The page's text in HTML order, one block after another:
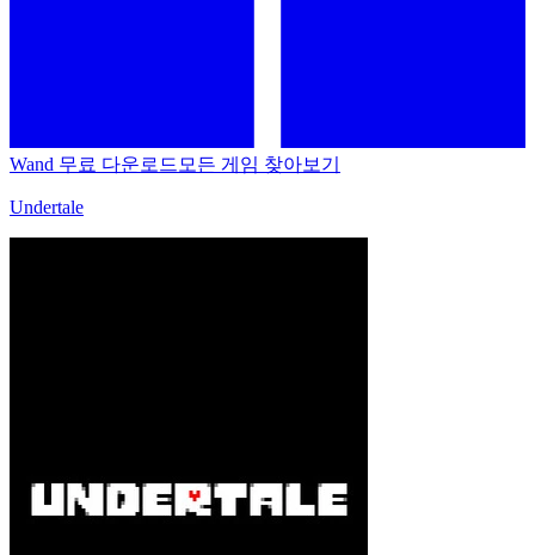
Wand 무료 다운로드 모든 게임 찾아보기
Undertale